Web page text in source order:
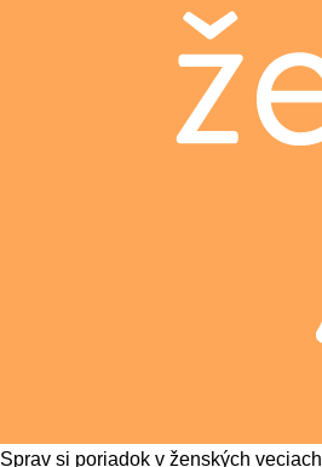
Sprav si poriadok v ženských veciach